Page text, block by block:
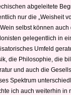
abgeleitete
nur die „Weisheit
selbst können
gelegentlich in
Umfeld
die Philosophie, die
und auch die
Spektrum
ich auch weiterhin in